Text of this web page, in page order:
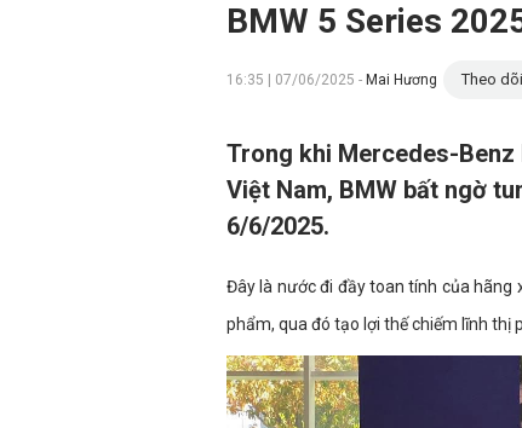
BMW 5 Series
16:35 | 07/06/2025 - Mai Hương Theo
Trong khi Mercedes-Benz
Việt Nam, BMW bất ngờ
6/6/2025.
Đây là nước đi đầy toan tính của hãng
phẩm, qua đó tạo lợi thế chiếm lĩnh thị